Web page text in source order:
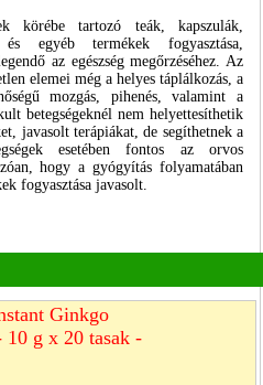
körébe tartozó teák, kapszulák,
egyéb termékek fogyasztása,
az egészség megőrzéséhez. Az
elemei még a helyes táplálkozás, a
mozgás, pihenés, valamint a
betegségeknél nem helyettesíthetik
javasolt terápiákat, de segíthetnek a
esetében fontos az orvos
hogy a gyógyítás folyamatában
fogyasztása javasolt.
Ginkgo
10 g x 20 tasak -